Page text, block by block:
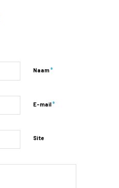
Naam*
E-mail*
Site